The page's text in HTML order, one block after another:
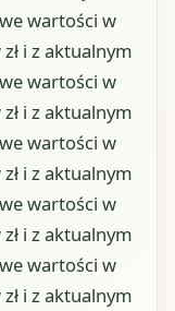
wartości w
i z aktualnym
wartości w
i z aktualnym
wartości w
i z aktualnym
wartości w
i z aktualnym
wartości w
i z aktualnym